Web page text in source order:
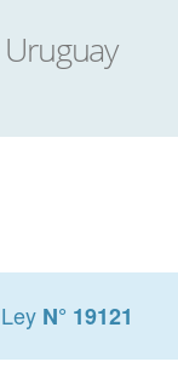
Ley N° 19121